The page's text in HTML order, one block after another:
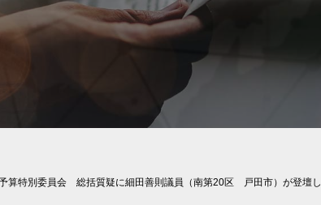
予算特別委員会 総括質疑に細田善則議員（南第20区 戸田市）が登壇し